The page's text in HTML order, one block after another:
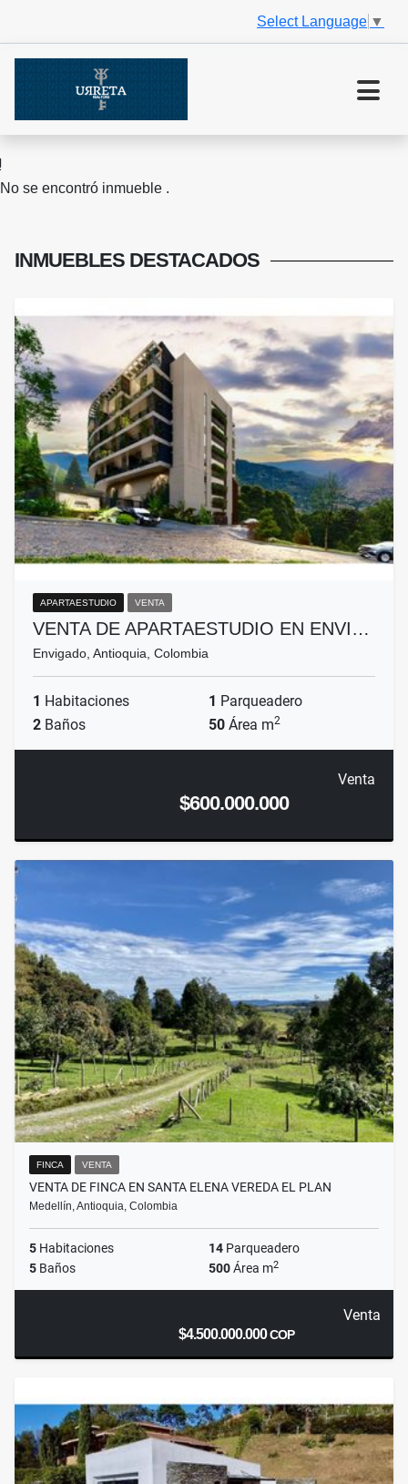
Select Language ▼
No se encontró inmueble .
INMUEBLES DESTACADOS
APARTAESTUDIO VENTA
VENTA DE APARTAESTUDIO EN ENVI…
Envigado, Antioquia, Colombia
1 Habitaciones 1 Parqueadero
2 Baños 50 Área m2
Venta
$600.000.000
FINCA VENTA
VENTA DE FINCA EN SANTA ELENA VEREDA EL PLAN
Medellín, Antioquia, Colombia
5 Habitaciones 14 Parqueadero
5 Baños 500Área m2
Venta
$4.500.000.000COP